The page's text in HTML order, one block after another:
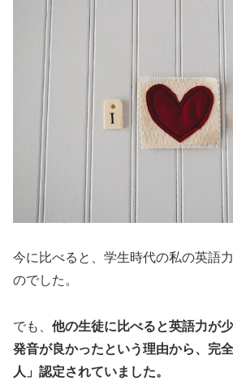
今に比べると、学生時代の私の英語
のでした。
でも、 他の生徒に比べると英語力が
発音が良かったという理由から、完
人」認定されていました。